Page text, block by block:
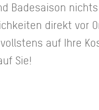
Badesaison
direkt vor
auf Ihre
Sie!